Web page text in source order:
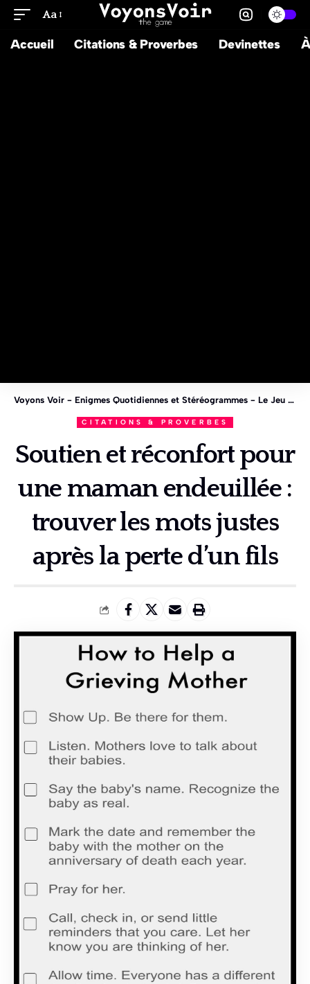
Aa
Accueil Citations & Proverbes Devinettes
Voyons Voir - Enigmes Quotidiennes et Stéréogrammes - Le Jeu des 1%
CITATIONS & PROVERBES
Soutien et réconfort pour
une maman endeuillée :
trouver les mots justes
après la perte d’un fils